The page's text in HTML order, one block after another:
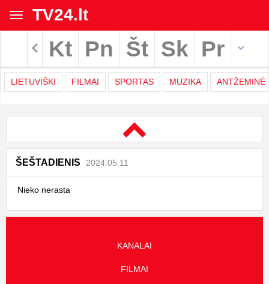
Toggle
navigation
TV24.lt
Rodyti archyvą
Kt Pn Št Sk Pr
LIETUVIŠKI FILMAI SPORTAS MUZIKA ANTŽEMINĖ
TV
programa
|
TV24.LT
ŠEŠTADIENIS 2024.05.11
Nieko nerasta
KANALAI
FILMAI